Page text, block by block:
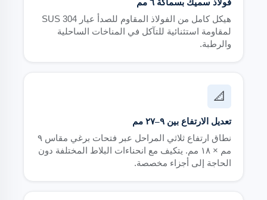
فولاذ سميك بسماكة ٦ مم
هيكل كامل من الفولاذ المقاوم للصدأ عيار SUS 304
لمقاومة استثنائية للتآكل في المناخات الساحلية
والرطبة.
📐
تعديل الارتفاع بين ٩–٢٧ مم
نطاق ارتفاع ثلاثي المراحل عبر فتحات برغي مقاس ٩
مم × ١٨ مم. يتكيف مع انحناءات البلاط المختلفة دون
الحاجة إلى أجزاء مخصصة.